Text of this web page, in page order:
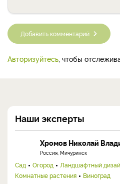
Добавить комментарий
Авторизуйтесь, чтобы
Наши эксперты
Хромов Николай
Россия, Мичуринск
Сад Огород Ландшафтный
Комнатные растения
Виноград